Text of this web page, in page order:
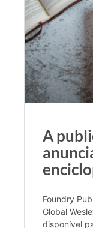
A
Foundry
Global
disponível